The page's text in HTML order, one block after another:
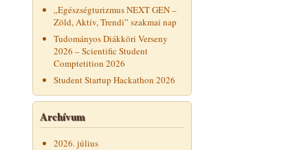
„Egészségturizmus NEXT GEN –
Zöld, Aktív, Trendi” szakmai nap
Tudományos Diákköri Verseny
2026 – Scientific Student
Comptetition 2026
Student Startup Hackathon 2026
Archívum
2026. július